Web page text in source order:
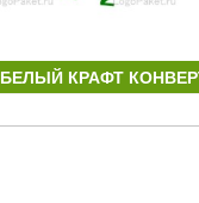
БЕЛЫЙ КРАФТ